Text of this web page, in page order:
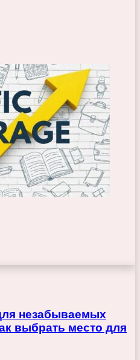
незабываемых
выбрать место для